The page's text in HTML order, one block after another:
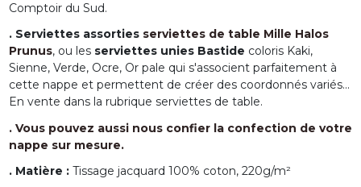
Comptoir du Sud.
. Serviettes assorties serviettes de table Mille Halos
Prunus, ou les serviettes unies Bastide coloris Kaki,
Sienne, Verde, Ocre, Or pale qui s'associent parfaitement à
cette nappe et permettent de créer des coordonnés variés...
En vente dans la rubrique serviettes de table.
. Vous pouvez aussi nous confier la confection de votre
nappe sur mesure.
. Matière : Tissage jacquard 100% coton, 220g/m²